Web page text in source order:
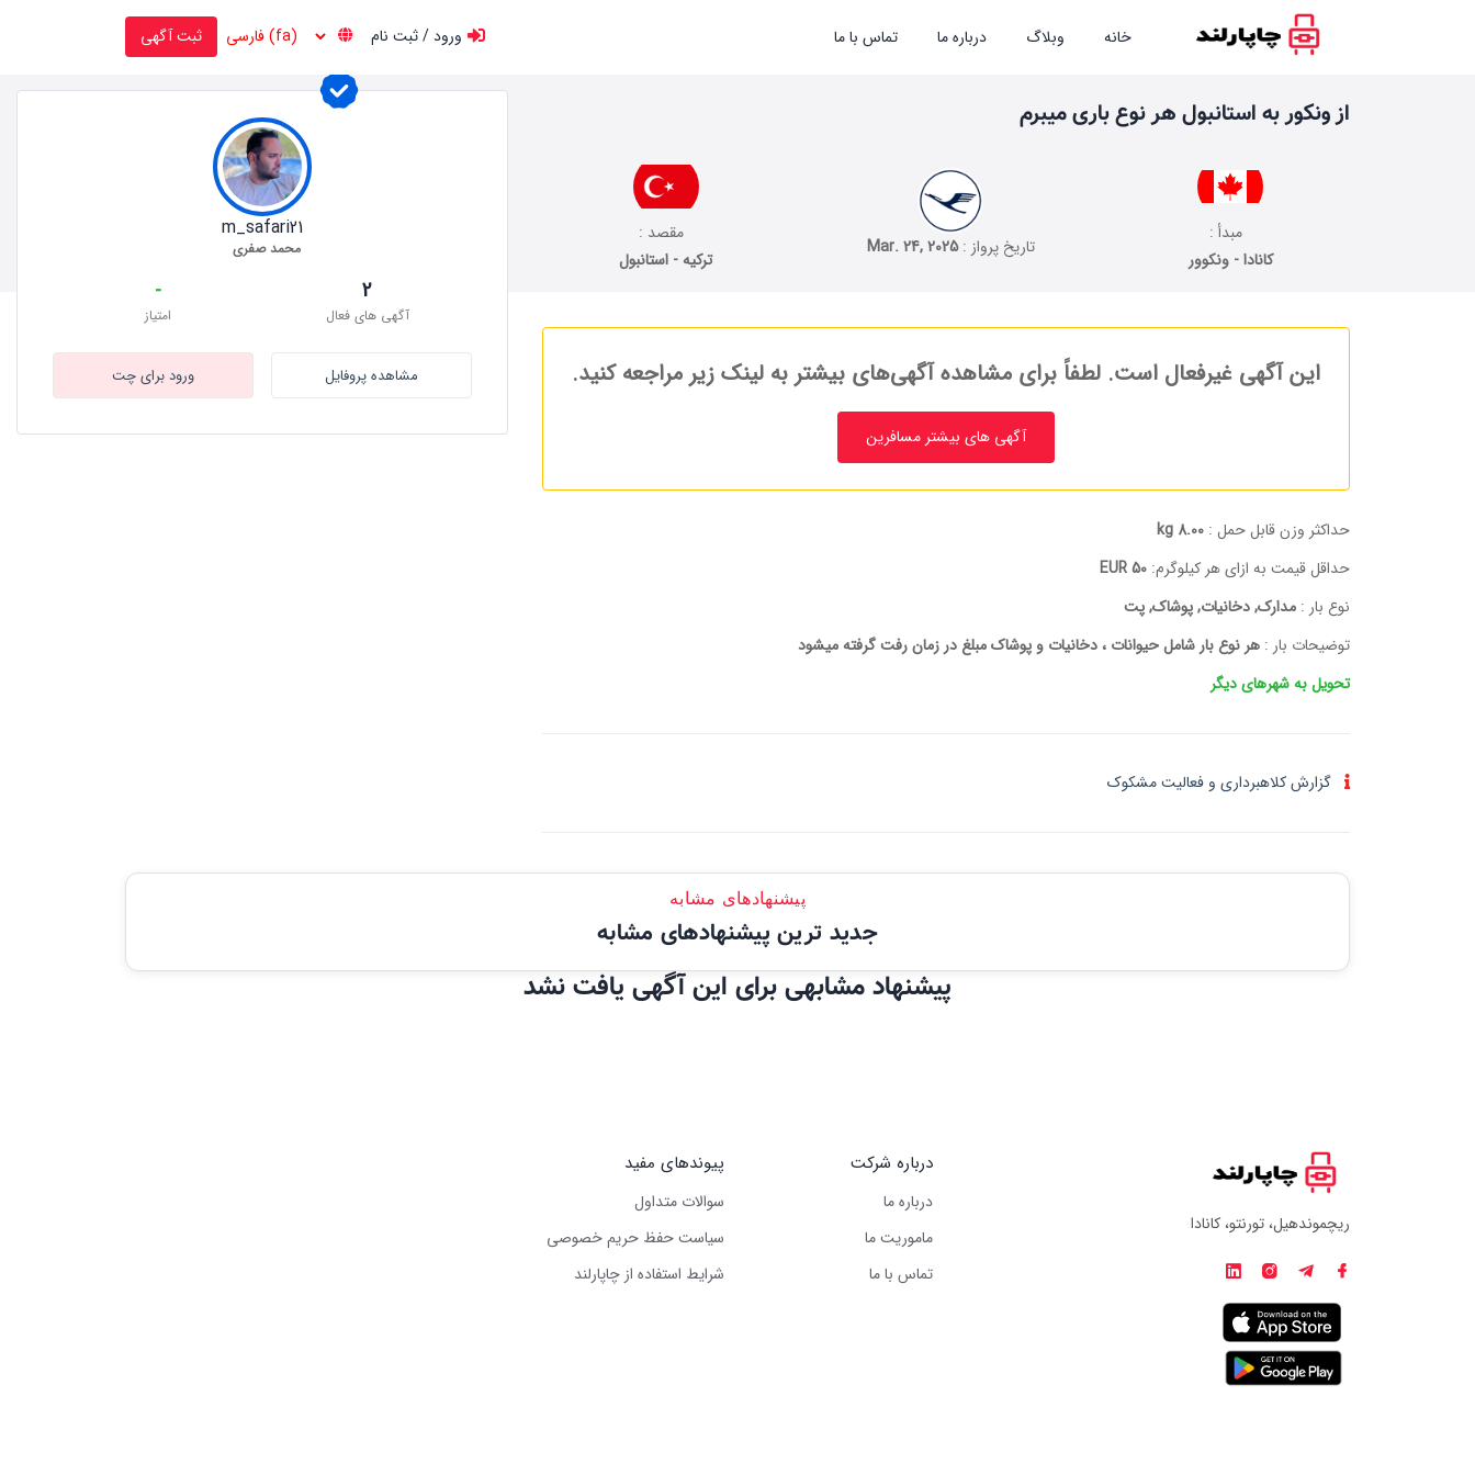
خانه وبلاگ درباره ما تماس با ما ورود / ثبت نام ثبت آگهی
از ونکور به استانبول هر نوع باری میبرم
مبدأ :
کانادا - ونکوور
تاریخ پرواز :Mar. 24, 2025
مقصد :
ترکیه - استانبول
m_safari21
محمد صفری
2
آگهی های فعال
-
امتیاز
مشاهده پروفایل ورود برای چت این آگهی غیرفعال است. لطفاً برای مشاهده آگهی‌های بیشتر به لینک زیر مراجعه کنید.
آگهی های بیشتر مسافرین
حداکثر وزن قابل حمل : 8.00 kg
حداقل قیمت به ازای هر کیلوگرم: 50 EUR
نوع بار : مدارک, دخانیات, پوشاک, پت
توضیحات بار : هر نوع بار شامل حیوانات ، دخانیات و پوشاک مبلغ در زمان رفت گرفته میشود
تحویل به شهرهای دیگر
گزارش کلاهبرداری و فعالیت مشکوک
پیشنهادهای مشابه
جدید ترین پیشنهادهای مشابه
پیشنهاد مشابهی برای این آگهی یافت نشد
ریچموندهیل، تورنتو، کانادا
درباره شرکت
درباره ما
ماموریت ما
تماس با ما
پیوندهای مفید
سوالات متداول
سیاست حفظ حریم خصوصی
شرایط استفاده از چاپارلند